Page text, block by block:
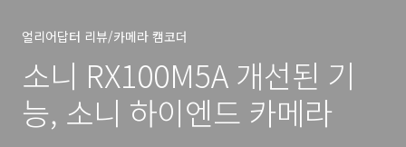
얼리어답터 리뷰/카메라 캠코더
소니 RX100M5A 개선된 기
능, 소니 하이엔드 카메라